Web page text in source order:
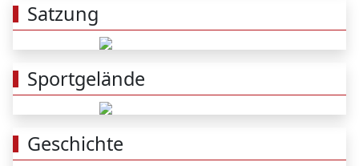
Satzung
Sportgelände
Geschichte